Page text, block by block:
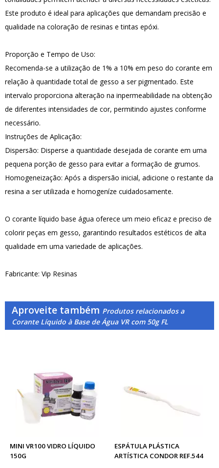
Este produto é ideal para aplicações que demandam precisão e
qualidade na coloração de resinas e tintas epóxi.
Proporção e Tempo de Uso:
Recomenda-se a utilização de 1% a 10% em peso do corante em
relação à quantidade total de gesso a ser pigmentado. Este
intervalo proporciona alteração na inpermeabilidade na obtenção
de diferentes intensidades de cor, permitindo ajustes conforme
necessário.
Instruções de Aplicação:
Dispersão: Disperse a quantidade desejada de corante em uma
pequena porção de gesso para evitar a formação de grumos.
Homogeneização: Após a dispersão inicial, adicione o restante da
resina a ser utilizada e homogeníze cuidadosamente.
O corante líquido base água oferece um meio eficaz e preciso de
colorir peças em gesso, garantindo resultados estéticos de alta
qualidade em uma variedade de aplicações.
Fabricante: Vip Resinas
Aproveite também Produtos relacionados a
Corante Líquido à Base de Água VR com 50g FL
MINI VR100 VIDRO LÍQUIDO
150G
ESPÁTULA PLÁSTICA
ARTÍSTICA CONDOR REF.544